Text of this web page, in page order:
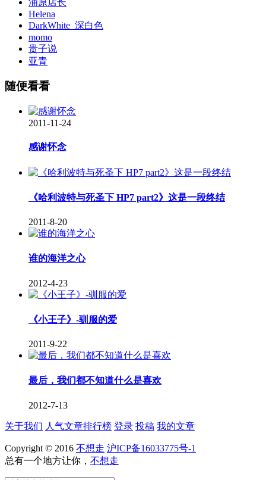
Helena
DarkWhite_深白色
momo
贵子说
亚青
随便看看
2011-11-24
感谢怀念
《哈利波特与死圣下 HP7 part2》这是一段终结
2011-8-20
谁的海洋之心
2012-4-23
《小王子》-驯服的爱
2011-9-22
最后，我们都不知道什么是喜欢
2012-7-13
关于我们 人气文章排行榜 登录 投稿 我的文章
Copyright © 2016 不想走 沪ICP备16033775号-1
总有一个地方让你， 不想走